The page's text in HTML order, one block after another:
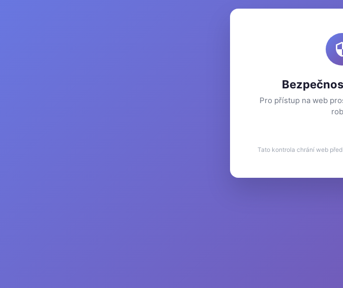
Pro přístup na web
Tato kontrola chrání web